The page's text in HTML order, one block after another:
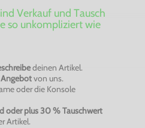
Verkauf und Tausch
so unkompliziert wie
deinen Artikel.
von uns.
oder die Konsole
oder plus 30 % Tauschwert
Artikel.